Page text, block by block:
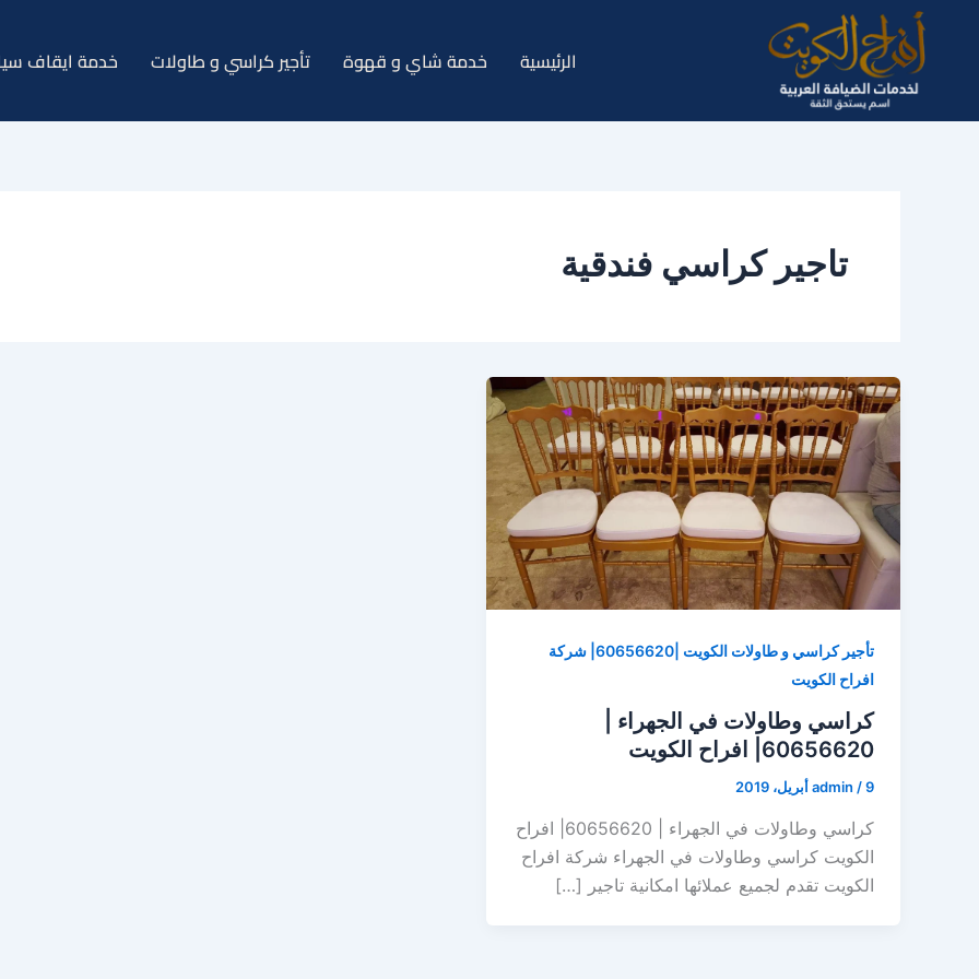
المحتوى
الرئيسية خدمة شاي و قهوة تأجير كراسي و طاولات خدمة ايقاف
تاجير كراسي فندقية
تأجير كراسي و طاولات الكويت |60656620| شركة
افراح الكويت
كراسي وطاولات في الجهراء |
60656620| افراح الكويت
admin /9 أبريل، 2019
كراسي وطاولات في الجهراء | 60656620| افراح
الكويت كراسي وطاولات في الجهراء شركة افراح
الكويت تقدم لجميع عملائها امكانية تاجير […]